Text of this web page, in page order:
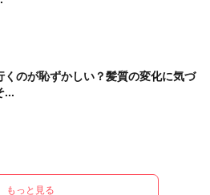
くのが恥ずかしい？髪質の変化に気づ
...
もっと見る